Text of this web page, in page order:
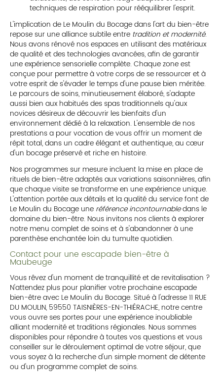
techniques de respiration pour rééquilibrer l'esprit.
L'implication de Le Moulin du Bocage dans l'art du bien-être
repose sur une alliance subtile entre tradition et modernité.
Nous avons rénové nos espaces en utilisant des matériaux
de qualité et des technologies avancées, afin de garantir
une expérience sensorielle complète. Chaque zone est
conçue pour permettre à votre corps de se ressourcer et à
votre esprit de s'évader le temps d'une pause bien méritée.
Le parcours de soins, minutieusement élaboré, s'adapte
aussi bien aux habitués des spas traditionnels qu'aux
novices désireux de découvrir les bienfaits d'un
environnement dédié à la relaxation. L'ensemble de nos
prestations a pour vocation de vous offrir un moment de
répit total, dans un cadre élégant et authentique, au cœur
d'un bocage préservé et riche en histoire.
Nos programmes sur mesure incluent la mise en place de
rituels de bien-être adaptés aux variations saisonnières, afin
que chaque visite se transforme en une expérience unique.
L'attention portée aux détails et la qualité du service font de
Le Moulin du Bocage une référence incontournabledans le
domaine du bien-être. Nous invitons nos clients à explorer
notre menu complet de soins et à s'abandonner à une
parenthèse enchantée loin du tumulte quotidien.
Contact pour une escapade bien-être à
Maubeuge
Vous rêvez d'un moment de tranquillité et de revitalisation ?
N'attendez plus pour planifier votre prochaine escapade
bien-être avec Le Moulin du Bocage. Situé à l'adresse 11 RUE
DU MOULIN, 59550 TAISNIÈRES-EN-THIÉRACHE, notre centre
vous ouvre ses portes pour une expérience inoubliable
alliant modernité et traditions régionales. Nous sommes
disponibles pour répondre à toutes vos questions et vous
conseiller sur le déroulement optimal de votre séjour, que
vous soyez à la recherche d'un simple moment de détente
ou d'un programme complet de soins.